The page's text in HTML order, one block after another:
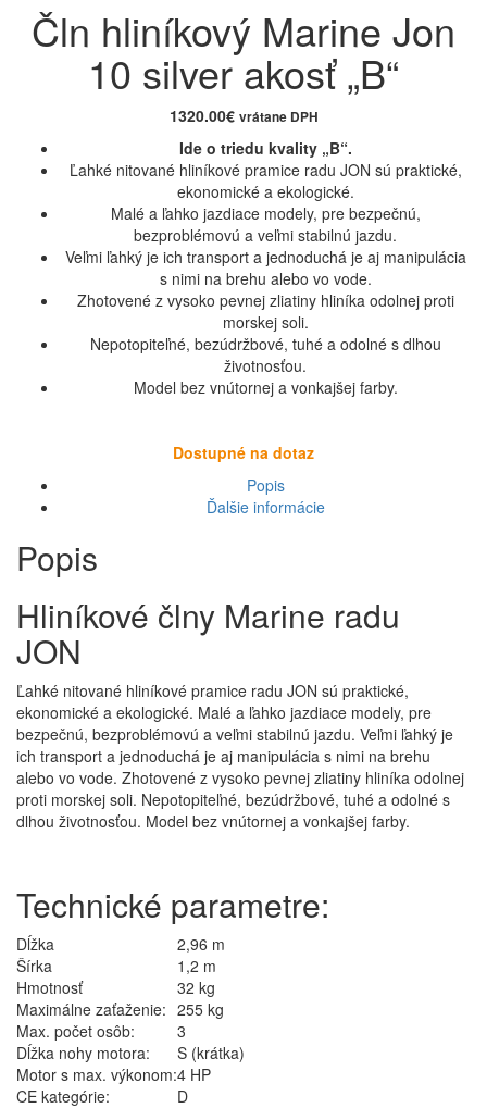
Čln hliníkový Marine Jon
10 silver akosť „B“
1320.00€ vrátane DPH
Ide o triedu kvality „B“.
Ľahké nitované hliníkové pramice radu JON sú praktické,
ekonomické a ekologické.
Malé a ľahko jazdiace modely, pre bezpečnú,
bezproblémovú a veľmi stabilnú jazdu.
Veľmi ľahký je ich transport a jednoduchá je aj manipulácia
s nimi na brehu alebo vo vode.
Zhotovené z vysoko pevnej zliatiny hliníka odolnej proti
morskej soli.
Nepotopiteľné, bezúdržbové, tuhé a odolné s dlhou
životnosťou.
Model bez vnútornej a vonkajšej farby.
Dostupné na dotaz
Popis
Ďalšie informácie
Popis
Hliníkové člny Marine radu
JON
Ľahké nitované hliníkové pramice radu JON sú praktické,
ekonomické a ekologické. Malé a ľahko jazdiace modely, pre
bezpečnú, bezproblémovú a veľmi stabilnú jazdu. Veľmi ľahký je
ich transport a jednoduchá je aj manipulácia s nimi na brehu
alebo vo vode. Zhotovené z vysoko pevnej zliatiny hliníka odolnej
proti morskej soli. Nepotopiteľné, bezúdržbové, tuhé a odolné s
dlhou životnosťou. Model bez vnútornej a vonkajšej farby.
Technické parametre:
Dĺžka
2,96 m
Šírka
1,2 m
Hmotnosť
32 kg
Maximálne zaťaženie: 255 kg
Max. počet osôb:
3
Dĺžka nohy motora:
S (krátka)
Motor s max. výkonom:4 HP
CE kategórie:
D